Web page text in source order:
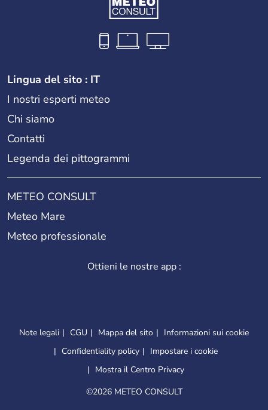
Lingua del sito : IT
I nostri esperti meteo
Chi siamo
Contatti
Legenda dei pittogrammi
METEO CONSULT
Meteo Mare
Meteo professionale
Ottieni le nostre app :
Note legali CGU Mappa del sito
Informazioni sui cookie
Confidentiality policy
Impostare i cookie
Mostra il Centro Privacy
©2026 METEO CONSULT